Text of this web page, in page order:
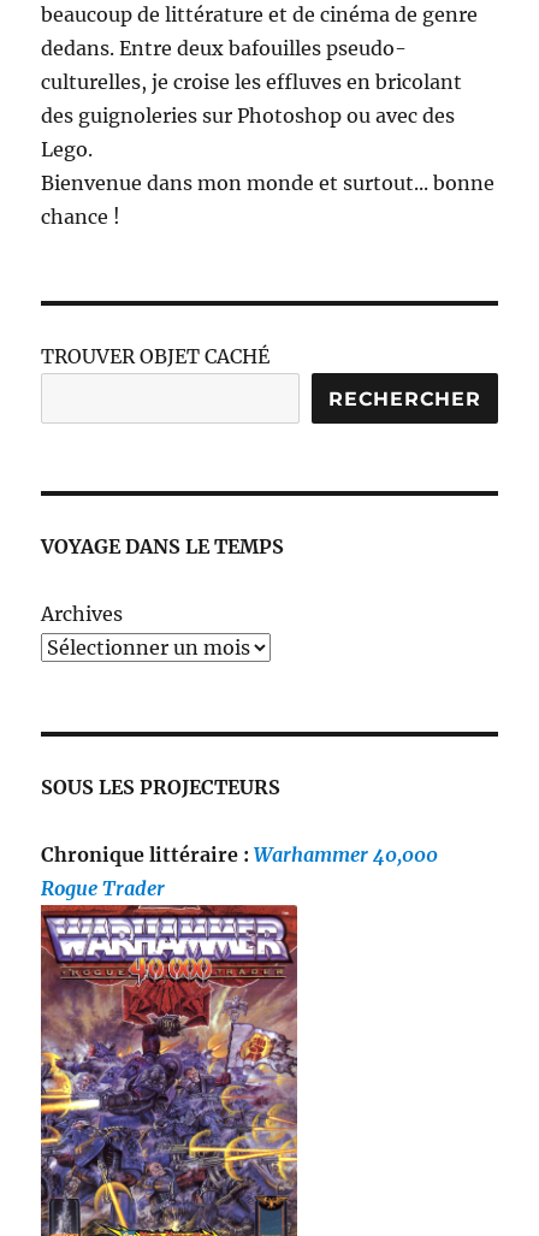
beaucoup de littérature et de cinéma de genre
dedans. Entre deux bafouilles pseudo-
culturelles, je croise les effluves en bricolant
des guignoleries sur Photoshop ou avec des
Lego.
Bienvenue dans mon monde et surtout... bonne
chance !
TROUVER OBJET CACHÉ
RECHERCHER
VOYAGE DANS LE TEMPS
Archives
SOUS LES PROJECTEURS
Chronique littéraire :Warhammer 40,000
Rogue Trader